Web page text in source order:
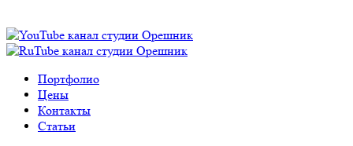
Портфолио
Цены
Контакты
Статьи